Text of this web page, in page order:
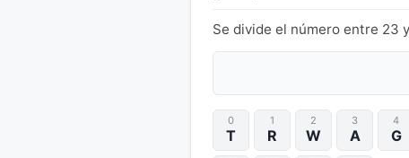
Se divide el número entre 23
0
T
1
R
2
W
3
A
4
G